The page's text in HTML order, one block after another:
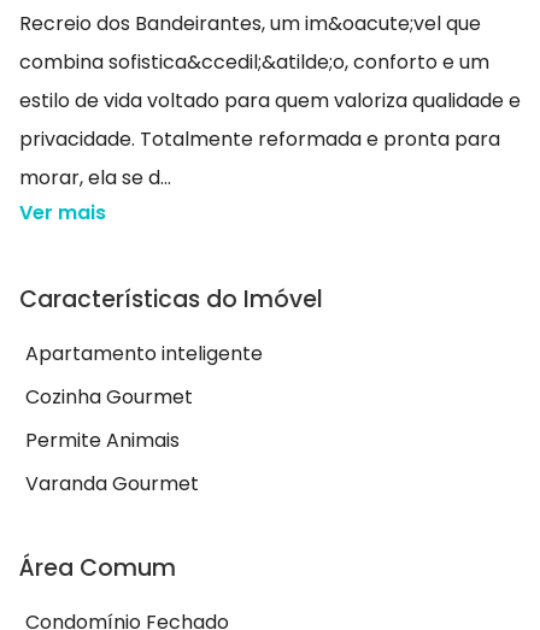
Recreio dos Bandeirantes, um im&oacute;vel que
combina sofistica&ccedil;&atilde;o, conforto e um
estilo de vida voltado para quem valoriza qualidade e
privacidade. Totalmente reformada e pronta para
morar, ela se d...
Ver mais
Características do Imóvel
Apartamento inteligente
Cozinha Gourmet
Permite Animais
Varanda Gourmet
Área Comum
Condomínio Fechado